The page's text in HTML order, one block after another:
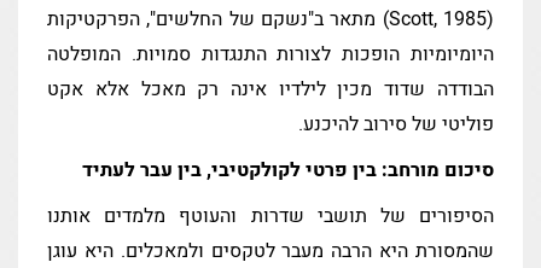
(Scott, 1985) מתאר ב"נשקם של החלשים", הפרקטיקות
היומיומיות הופכות לצורות התנגדות סמויות. המופלטה
הבודדה שדוד מכין לילדיו אינה רק מאכל אלא אקט
פוליטי של סירוב להיכנע.
סיכום מורחב: בין פרטי לקולקטיבי, בין עבר לעתיד
הסיפורים של תושבי שדרות והעוטף מלמדים אותנו
שהמסורת היא הרבה מעבר לטקסים ולמאכלים. היא עוגן